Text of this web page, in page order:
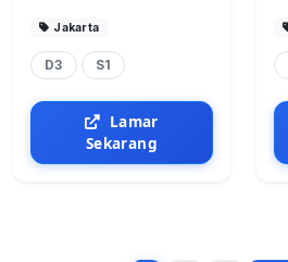
Jakarta
D3 S1
Lamar
Sekarang